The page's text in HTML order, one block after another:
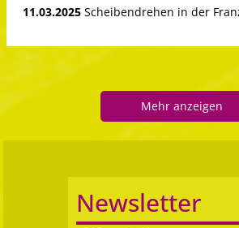
11.03.2025 Scheibendrehen in der
Mehr anzeigen
Newsletter